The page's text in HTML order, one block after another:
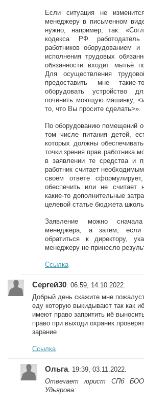
Если ситуация не
менеджеру в письменном
нужно, например, так:
кодекса РФ работодатель
работников оборудованием
исполнения трудовых
обязанности входит мытьё
Для осуществления
предоставить мне
оборудовать устройство
починить моющую машинку,
то, что Вы просите сделать>».
По оборудованию помещений
том числе питания детей,
которых должны
точки зрения прав работника
в заявлении те средства и
работник считает
своём ответе
обеспечить или не
какие-то дополнительные
целевой статье бюджета
Заявление можно
менеджера, а затем, если
обратиться к директору,
менеджеру не принесло
Ссылка
Сергей30 . 06:59, 14.10.2022.
Добрый день скажите мне
еду которую выкидывают так как
имеют право запритить иё
право при выходи охраник
зарание
Ссылка
Ольга. 19:39, 03.11.2022.
Отвечает юрист СПб БОО
Удьярова: